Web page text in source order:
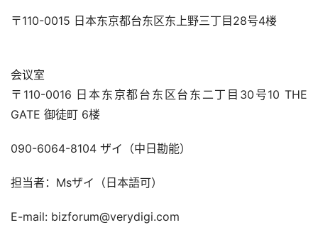
〒110-0015 日本东京都台东区东上野三丁目28号4楼
会议室
〒110-0016 日本东京都台东区台东二丁目30号10 THE
GATE 御徒町 6楼
090-6064-8104 ザイ（中日勘能）
担当者：Msザイ（日本語可）
E-mail: bizforum@verydigi.com